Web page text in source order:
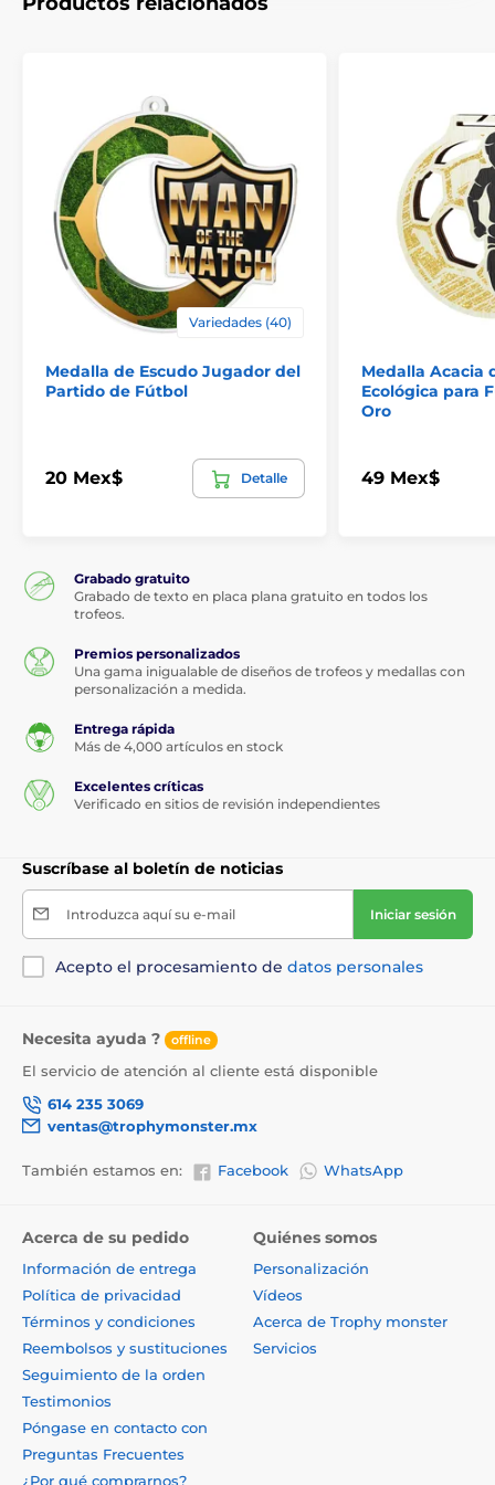
El producto aparece en las categorías
Medallas de fútbol
Embossed Prestige Soccer Medals
Variedades (40)
Medalla de Escudo Jugador del
Partido de Fútbol
20 Mex$ Detalle
Medalla Acacia
Ecológica para
Oro
49 Mex$
Grabado gratuito
Grabado de texto en placa plana gratuito en todos los
trofeos.
Premios personalizados
Una gama inigualable de diseños de trofeos y medallas con
personalización a medida.
Entrega rápida
Más de 4,000 artículos en stock
Excelentes críticas
Verificado en sitios de revisión independientes
Suscríbase al boletín de noticias
Introduzca aquí su e-mail Iniciar sesión
Acepto el procesamiento de datos personales
Necesita ayuda ? offline
El servicio de atención al cliente está disponible
614 235 3069
ventas@trophymonster.mx
También estamos en: Facebook WhatsApp
Acerca de su pedido
Información de entrega
Política de privacidad
Términos y condiciones
Reembolsos y sustituciones
Seguimiento de la orden
Testimonios
Póngase en contacto con
Preguntas Frecuentes
¿Por qué comprarnos?
Quiénes somos
Personalización
Vídeos
Acerca de Trophy monster
Servicios